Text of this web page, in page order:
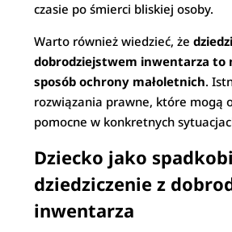
czasie po śmierci bliskiej osoby.
Warto również wiedzieć, że
dobrodziejstwem inwentarza to
sposób ochrony małoletnich.
rozwiązania prawne, które mogą
pomocne w konkretnych
Dziecko jako
dziedziczenie z
inwentarza